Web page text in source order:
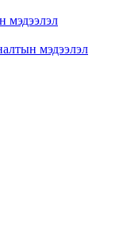
мэдээлэл
мэдээлэл